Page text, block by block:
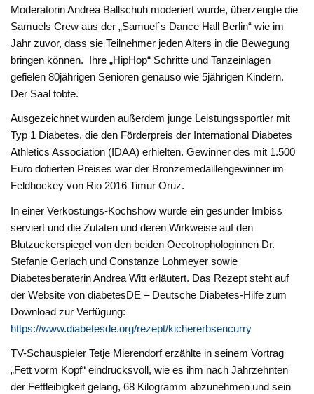
Moderatorin Andrea Ballschuh moderiert wurde, überzeugte die
Samuels Crew aus der „Samuel´s Dance Hall Berlin“ wie im
Jahr zuvor, dass sie Teilnehmer jeden Alters in die Bewegung
bringen können. Ihre „HipHop“ Schritte und Tanzeinlagen
gefielen 80jährigen Senioren genauso wie 5jährigen Kindern.
Der Saal tobte.
Ausgezeichnet wurden außerdem junge Leistungssportler mit
Typ 1 Diabetes, die den Förderpreis der International Diabetes
Athletics Association (IDAA) erhielten. Gewinner des mit 1.500
Euro dotierten Preises war der Bronzemedaillengewinner im
Feldhockey von Rio 2016 Timur Oruz.
In einer Verkostungs-Kochshow wurde ein gesunder Imbiss
serviert und die Zutaten und deren Wirkweise auf den
Blutzuckerspiegel von den beiden Oecotrophologinnen Dr.
Stefanie Gerlach und Constanze Lohmeyer sowie
Diabetesberaterin Andrea Witt erläutert. Das Rezept steht auf
der Website von diabetesDE – Deutsche Diabetes-Hilfe zum
Download zur Verfügung:
https://www.diabetesde.org/rezept/kichererbsencurry
TV-Schauspieler Tetje Mierendorf erzählte in seinem Vortrag
„Fett vorm Kopf“ eindrucksvoll, wie es ihm nach Jahrzehnten
der Fettleibigkeit gelang, 68 Kilogramm abzunehmen und sein